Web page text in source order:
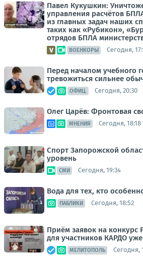
Павел Кукушкин:
управления расчётов
из главных задач наших
таких как «Рубикон»,
отрядов БПЛА
ВОЕНКОРЫ Сегодня,
Перед началом учебного
тревожиться сильнее
ОФИЦ. Сегодня, 20:30
Олег Царёв: Фронтовая
МНЕНИЯ Сегодня, 18:18
Спорт Запорожской
уровень
СМИ Сегодня, 19:34
Вода для тех, кто
ПАБЛИКИ Сегодня, 18:52
Приём заявок на конкурс
для участников КАРДО
МЕЛИТОПОЛЬ Сегодня,